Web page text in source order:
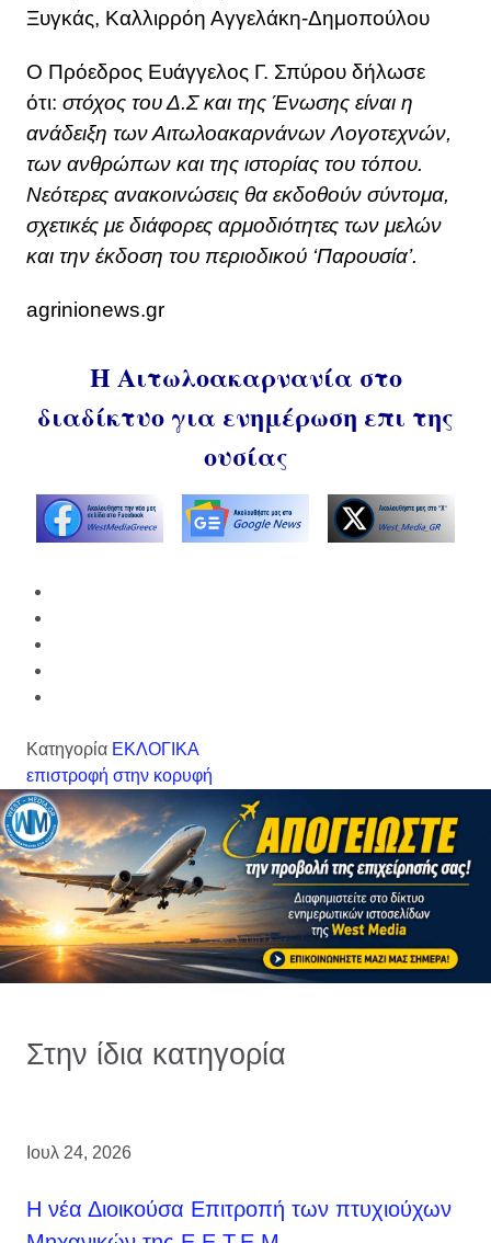
Ξυγκάς, Καλλιρρόη Αγγελάκη-Δημοπούλου
Ο Πρόεδρος Ευάγγελος Γ. Σπύρου δήλωσε
ότι: στόχος του Δ.Σ και της Ένωσης είναι η
ανάδειξη των Αιτωλοακαρνάνων Λογοτεχνών,
των ανθρώπων και της ιστορίας του τόπου.
Νεότερες ανακοινώσεις θα εκδοθούν σύντομα,
σχετικές με διάφορες αρμοδιότητες των μελών
και την έκδοση του περιοδικού ‘Παρουσία’.
agrinionews.gr
Η Αιτωλοακαρνανία στο
διαδίκτυο για ενημέρωση επι της
ουσίας
Κατηγορία ΕΚΛΟΓΙΚΑ
επιστροφή στην κορυφή
Στην ίδια κατηγορία
Ιουλ 24, 2026
H νέα Διοικούσα Επιτροπή των πτυχιούχων